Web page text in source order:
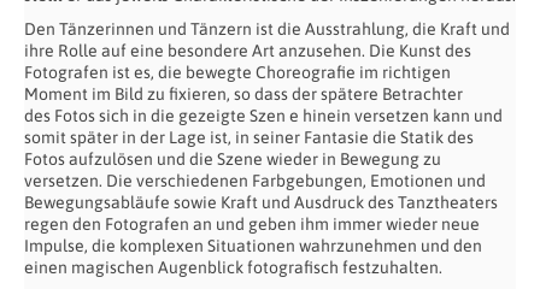
Den Tänzerinnen und Tänzern ist die Ausstrahlung, die Kraft und
ihre Rolle auf eine besondere Art anzusehen. Die Kunst des
Fotografen ist es, die bewegte Choreografie im richtigen
Moment im Bild zu fixieren, so dass der spätere Betrachter
des Fotos sich in die gezeigte Szen e hinein versetzen kann und
somit später in der Lage ist, in seiner Fantasie die Statik des
Fotos aufzulösen und die Szene wieder in Bewegung zu
versetzen. Die verschiedenen Farbgebungen, Emotionen und
Bewegungsabläufe sowie Kraft und Ausdruck des Tanztheaters
regen den Fotografen an und geben ihm immer wieder neue
Impulse, die komplexen Situationen wahrzunehmen und den
einen magischen Augenblick fotografisch festzuhalten.